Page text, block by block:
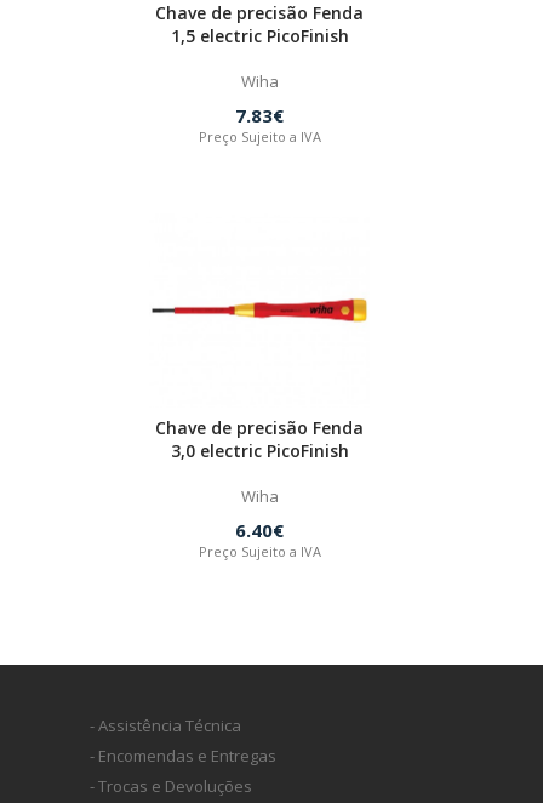
Chave de precisão Fenda
1,5 electric PicoFinish
Wiha
7.83€
Preço Sujeito a IVA
Chave de precisão Fenda
3,0 electric PicoFinish
Wiha
6.40€
Preço Sujeito a IVA
- Assistência Técnica
- Encomendas e Entregas
- Trocas e Devoluções